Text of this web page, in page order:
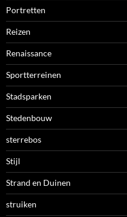
Portretten
Reizen
Renaissance
Sportterreinen
Stadsparken
Stedenbouw
sterrebos
Stijl
Strand en Duinen
struiken